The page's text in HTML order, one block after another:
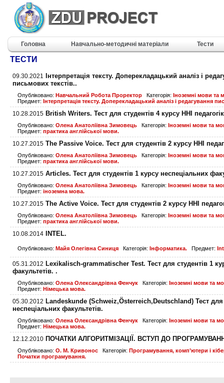
Головна Навчально-методичні матеріали Тести
ТЕСТИ
09.30.2021 Інтерпретація тексту. Доперекладацький аналіз і
письмових текстів..
Опубліковано: Навчальний Робота Проректор Категорія: Іноземні мови та
Предмет: Інтерпретація тексту. Доперекладацький аналіз і редагування
10.28.2015 British Writers. Тест для студентів 4 курсу ННІ
Опубліковано: Олена Анатоліївна Зимовець Категорія: Іноземні мови та
Предмет: практика англійської мови.
10.27.2015 The Passive Voice. Тест для студентів 2 курсу ННІ
Опубліковано: Олена Анатоліївна Зимовець Категорія: Іноземні мови та
Предмет: практика англійської мови.
10.27.2015 Articles. Тест для студентів 1 курсу неспеціальних
Опубліковано: Олена Анатоліївна Зимовець Категорія: Іноземні мови та
Предмет: іноземна мова.
10.27.2015 The Active Voice. Тест для студентів 2 курсу ННІ
Опубліковано: Олена Анатоліївна Зимовець Категорія: Іноземні мови та
Предмет: практика англійської мови.
10.08.2014 INTEL.
Опубліковано: Майя Олегівна Синиця Категорія: Інформатика. Предмет:
05.31.2012 Lexikalisch-grammatischer Test. Тест для студентів 1
факультетів. .
Опубліковано: Олена Олександрівна Фенчук Категорія: Іноземні мови та
Предмет: Німецька мова.
05.30.2012 Landeskunde (Schweiz,Österreich,Deutschland) Тест для
неспеціальних факультетів.
Опубліковано: Олена Олександрівна Фенчук Категорія: Іноземні мови та
Предмет: Німецька мова.
12.12.2010 ПОЧАТКИ АЛГОРИТМІЗАЦІЇ. ВСТУП ДО
Опубліковано: О. М. Кривонос Категорія: Програмування, комп’ютери і
Початки програмування.